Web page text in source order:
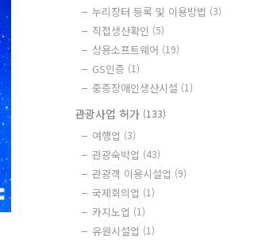
누리장터 등록 및 이용방법 (3)
직접생산확인 (5)
상용소프트웨어 (19)
GS인증 (1)
중증장애인생산시설 (1)
관광사업 허가 (133)
여행업 (3)
관광숙박업 (43)
관광객 이용시설업 (9)
국제회의업 (1)
카지노업 (1)
유원시설업 (1)